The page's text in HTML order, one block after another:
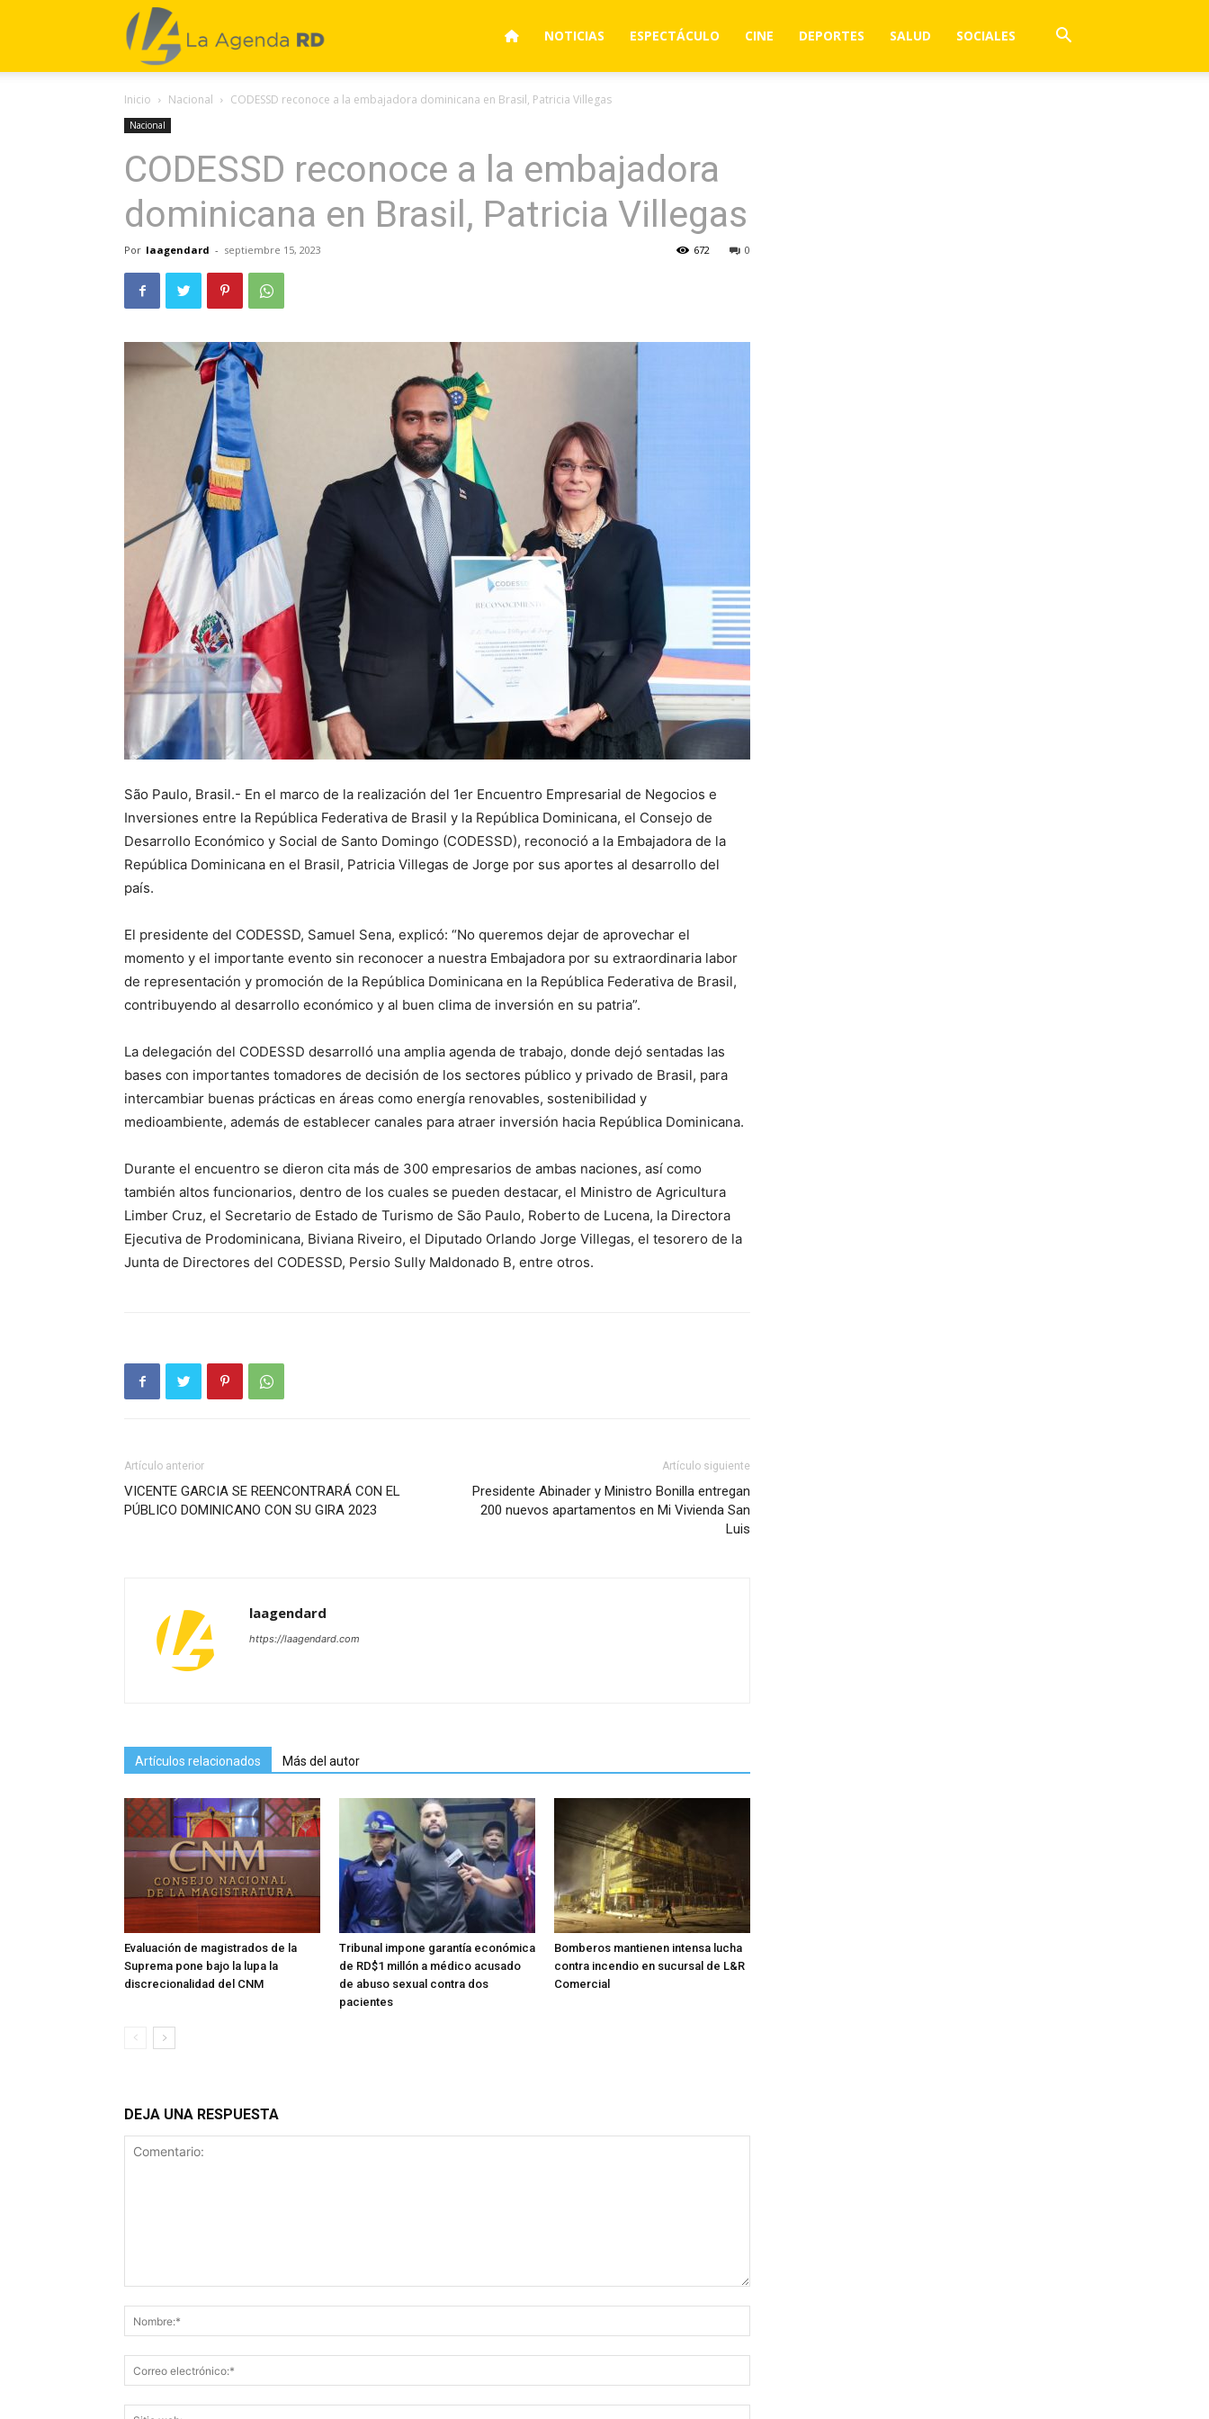
La
Agenda
RD
NOTICIAS ESPECTÁCULO CINE DEPORTES SALUD SOCIALES
Inicio Nacional CODESSD reconoce a la embajadora dominicana en Brasil, Patricia Villegas
Nacional
CODESSD reconoce a la embajadora
dominicana en Brasil, Patricia Villegas
Por laagendard - septiembre 15, 2023 0
672
São Paulo, Brasil.- En el marco de la realización del 1er Encuentro Empresarial de Negocios e
Inversiones entre la República Federativa de Brasil y la República Dominicana, el Consejo de
Desarrollo Económico y Social de Santo Domingo (CODESSD), reconoció a la Embajadora de la
República Dominicana en el Brasil, Patricia Villegas de Jorge por sus aportes al desarrollo del
país.
El presidente del CODESSD, Samuel Sena, explicó: “No queremos dejar de aprovechar el
momento y el importante evento sin reconocer a nuestra Embajadora por su extraordinaria labor
de representación y promoción de la República Dominicana en la República Federativa de Brasil,
contribuyendo al desarrollo económico y al buen clima de inversión en su patria”.
La delegación del CODESSD desarrolló una amplia agenda de trabajo, donde dejó sentadas las
bases con importantes tomadores de decisión de los sectores público y privado de Brasil, para
intercambiar buenas prácticas en áreas como energía renovables, sostenibilidad y
medioambiente, además de establecer canales para atraer inversión hacia República Dominicana.
Durante el encuentro se dieron cita más de 300 empresarios de ambas naciones, así como
también altos funcionarios, dentro de los cuales se pueden destacar, el Ministro de Agricultura
Limber Cruz, el Secretario de Estado de Turismo de São Paulo, Roberto de Lucena, la Directora
Ejecutiva de Prodominicana, Biviana Riveiro, el Diputado Orlando Jorge Villegas, el tesorero de la
Junta de Directores del CODESSD, Persio Sully Maldonado B, entre otros.
Artículo anterior
VICENTE GARCIA SE REENCONTRARÁ CON EL
PÚBLICO DOMINICANO CON SU GIRA 2023
Artículo siguiente
Presidente Abinader y Ministro Bonilla entregan
200 nuevos apartamentos en Mi Vivienda San
Luis
laagendard
https://laagendard.com
Artículos relacionados Más del autor
Evaluación de magistrados de la
Suprema pone bajo la lupa la
discrecionalidad del CNM
Tribunal impone garantía económica
de RD$1 millón a médico acusado
de abuso sexual contra dos
pacientes
Bomberos mantienen intensa lucha
contra incendio en sucursal de L&R
Comercial
DEJA UNA RESPUESTA